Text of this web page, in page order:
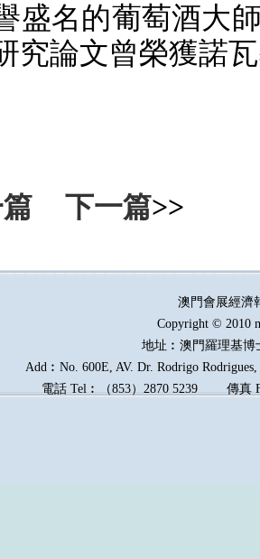
盛名的葡萄酒大
究論文曾榮獲諾
下一篇>>
澳門會展經
Copyright © 2010
地址︰澳門羅理基博
Add︰No. 600E, AV. Dr. Rodrigo
電話 Tel︰（853）2870 5239傳真